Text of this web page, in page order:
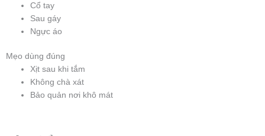
Cổ tay
Sau gáy
Ngực áo
Mẹo dùng đúng
Xịt sau khi tắm
Không chà xát
Bảo quản nơi khô mát